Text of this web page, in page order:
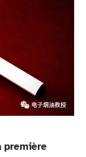
première